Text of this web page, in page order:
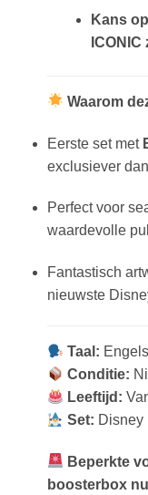
Kans
Waarom
Eerste set met
exclusiever
Perfect voor
waardevolle
Fantastisch
nieuwste
Taal: Engels
Conditie:
Leeftijd:
Set: Disney
Beperkte
boosterbox